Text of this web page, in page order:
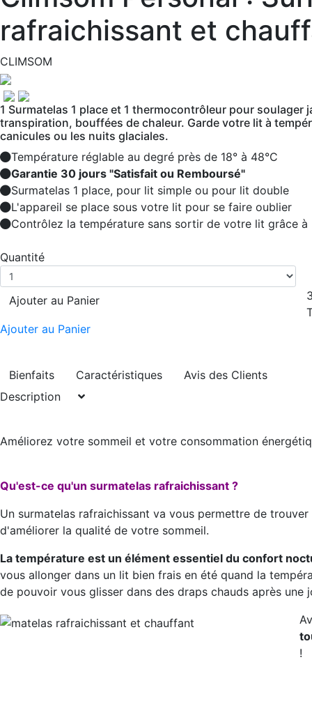
rafraichissant et
CLIMSOM
1 Surmatelas 1 place et 1 thermocontrôleur pour
transpiration, bouffées de chaleur. Garde votre lit à
canicules ou les nuits glaciales.
Température réglable au degré près de 18° à 48°C
Garantie 30 jours "Satisfait ou Remboursé"
Surmatelas 1 place, pour lit simple ou pour lit double
L'appareil se place sous votre lit pour se faire oublier
Contrôlez la température sans sortir de votre lit grâce à
Quantité
Ajouter au Panier
Ajouter au Panier
Bienfaits Caractéristiques
Avis des Clients
Description
Améliorez votre sommeil et votre consommation
Qu'est-ce qu'un surmatelas rafraichissant ?
Un surmatelas rafraichissant va vous permettre de
d'améliorer la qualité de votre sommeil.
La température est un élément essentiel du confort
vous allonger dans un lit bien frais en été quand la
de pouvoir vous glisser dans des draps chauds après une
!